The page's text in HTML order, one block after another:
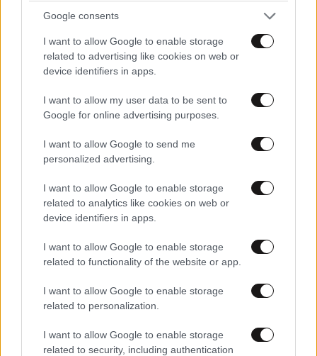
Google consents
I want to allow Google to enable storage
related to advertising like cookies on web or
device identifiers in apps.
I want to allow my user data to be sent to
Google for online advertising purposes.
I want to allow Google to send me
personalized advertising.
I want to allow Google to enable storage
related to analytics like cookies on web or
device identifiers in apps.
I want to allow Google to enable storage
related to functionality of the website or app.
I want to allow Google to enable storage
related to personalization.
I want to allow Google to enable storage
related to security, including authentication